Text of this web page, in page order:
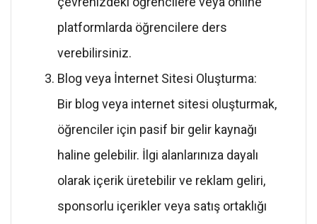
platformlarda öğrencilere ders
verebilirsiniz.
Blog veya İnternet Sitesi Oluşturma:
Bir blog veya internet sitesi oluşturmak,
öğrenciler için pasif bir gelir kaynağı
haline gelebilir. İlgi alanlarınıza dayalı
olarak içerik üretebilir ve reklam geliri,
sponsorlu içerikler veya satış ortaklığı